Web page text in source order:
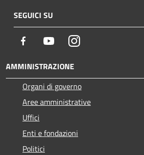
SEGUICI SU
Facebook YoutubeInstagram
AMMINISTRAZIONE
Organi di governo
Aree amministrative
Uffici
Enti e fondazioni
Politici